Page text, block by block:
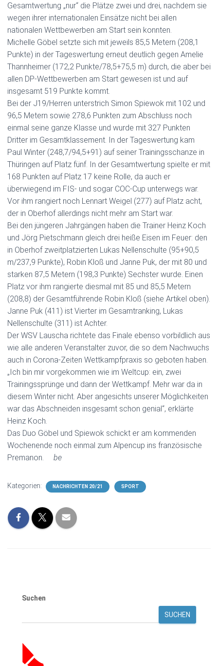
Gesamtwertung „nur“ die Plätze zwei und drei, nachdem sie
wegen ihrer internationalen Einsätze nicht bei allen
nationalen Wettbewerben am Start sein konnten.
Michelle Göbel setzte sich mit jeweils 85,5 Metern (208,1
Punkte) in der Tageswertung erneut deutlich gegen Amelie
Thannheimer (172,2 Punkte/78,5+75,5 m) durch, die aber bei
allen DP-Wettbewerben am Start gewesen ist und auf
insgesamt 519 Punkte kommt.
Bei der J19/Herren unterstrich Simon Spiewok mit 102 und
96,5 Metern sowie 278,6 Punkten zum Abschluss noch
einmal seine ganze Klasse und wurde mit 327 Punkten
Dritter im Gesamtklassement. In der Tageswertung kam
Paul Winter (248,7/94,5+91) auf seiner Trainingsschanze in
Thüringen auf Platz fünf. In der Gesamtwertung spielte er mit
168 Punkten auf Platz 17 keine Rolle, da auch er
überwiegend im FIS- und sogar COC-Cup unterwegs war.
Vor ihm rangiert noch Lennart Weigel (277) auf Platz acht,
der in Oberhof allerdings nicht mehr am Start war.
Bei den jüngeren Jahrgängen haben die Trainer Heinz Koch
und Jörg Pietschmann gleich drei heiße Eisen im Feuer: den
in Oberhof zweitplatzierten Lukas Nellenschulte (95+90,5
m/237,9 Punkte), Robin Kloß und Janne Puk, der mit 80 und
starken 87,5 Metern (198,3 Punkte) Sechster wurde. Einen
Platz vor ihm rangierte diesmal mit 85 und 85,5 Metern
(208,8) der Gesamtführende Robin Kloß (siehe Artikel oben).
Janne Puk (411) ist Vierter im Gesamtranking, Lukas
Nellenschulte (311) ist Achter.
Der WSV Lauscha richtete das Finale ebenso vorbildlich aus
wie alle anderen Veranstalter zuvor, die so dem Nachwuchs
auch in Corona-Zeiten Wettkampfpraxis so geboten haben.
„Ich bin mir vorgekommen wie im Weltcup: ein, zwei
Trainingssprünge und dann der Wettkampf. Mehr war da in
diesem Winter nicht. Aber angesichts unserer Möglichkeiten
war das Abschneiden insgesamt schon genial“, erklärte
Heinz Koch.
Das Duo Göbel und Spiewok schickt er am kommenden
Wochenende noch einmal zum Alpencup ins französische
Premanon. be
Kategorien: NACHRICHTEN 20/21 SPORT
Suchen
SUCHEN